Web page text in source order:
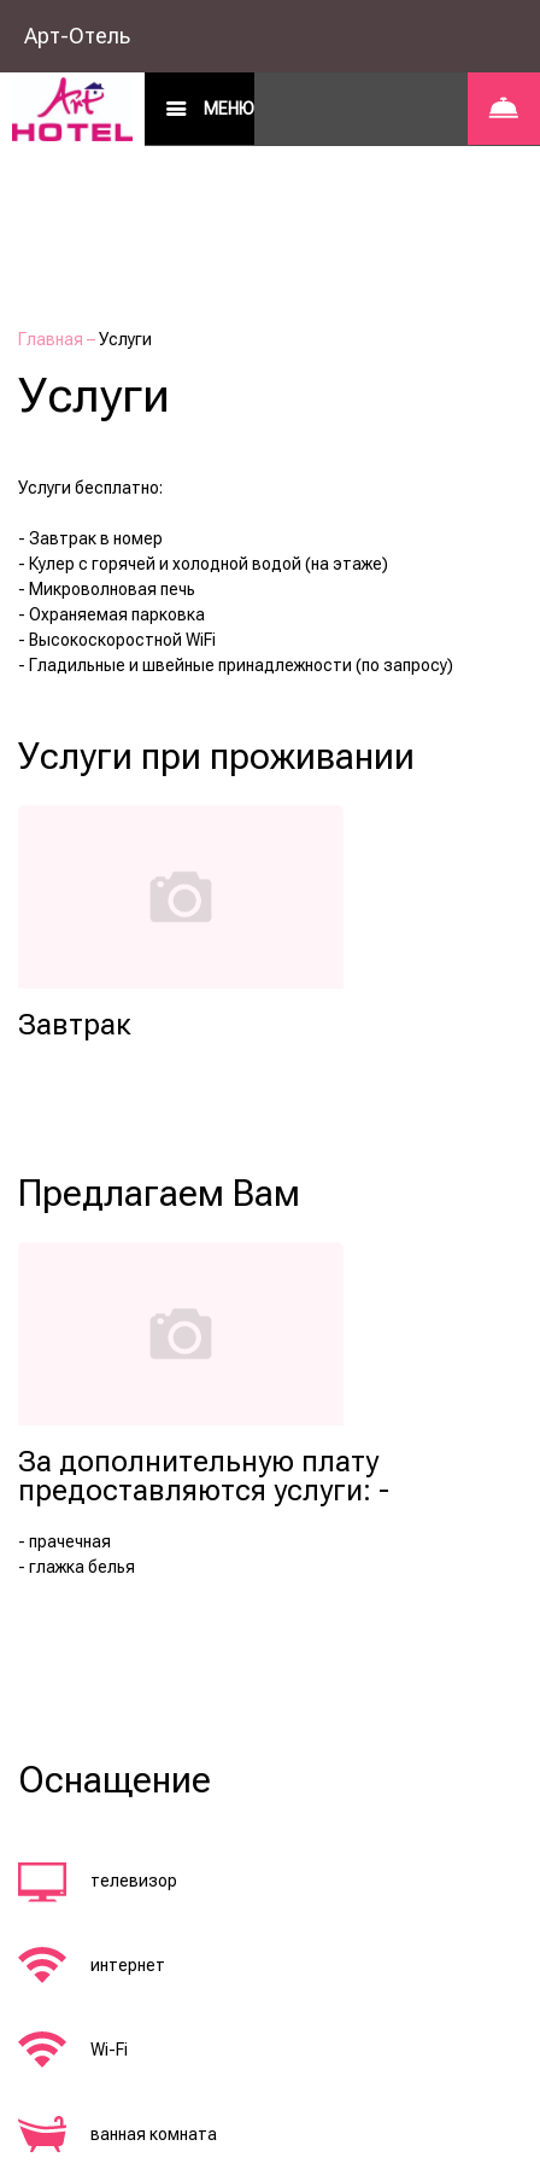
Арт-Отель
МЕНЮ
Главная –Услуги
Услуги
Услуги бесплатно:
- Завтрак в номер
- Кулер с горячей и холодной водой (на этаже)
- Микроволновая печь
- Охраняемая парковка
- Высокоскоростной WiFi
Услуги при проживании
Завтрак
Предлагаем Вам
За дополнительную плату
предоставляются услуги: -
- прачечная
- глажка белья
Оснащение
телевизор
интернет
Wi-Fi
ванная комната